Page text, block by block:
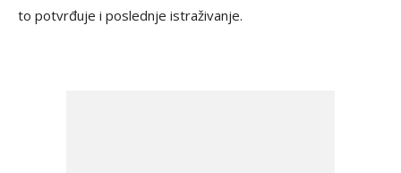
to potvrđuje i poslednje istraživanje.